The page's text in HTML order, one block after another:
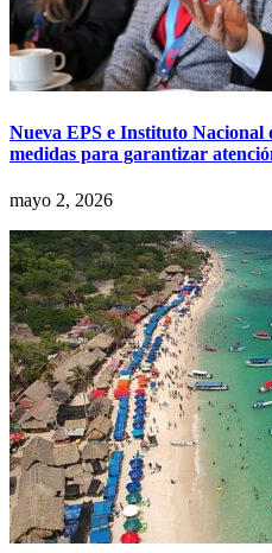
Nueva EPS e Instituto Nacional
medidas para garantizar
mayo 2, 2026